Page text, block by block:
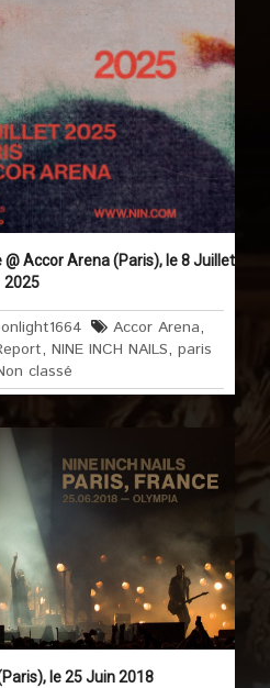
@ Accor Arena (Paris), le 8 Juillet
2025
Accor Arena,
, NINE INCH NAILS, paris
classé
le 25 Juin 2018